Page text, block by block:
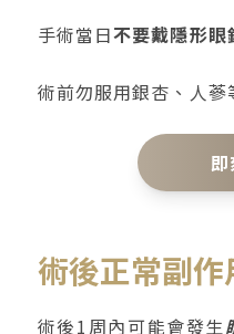
手術當日不要戴隱形眼
術前勿服用銀杏、人蔘
術後正常副作
術後1周內可能會發生